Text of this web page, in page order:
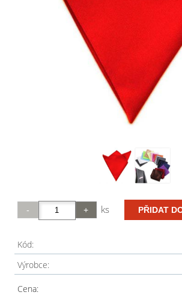
ks
Kód:
Výrobce:
Cena: